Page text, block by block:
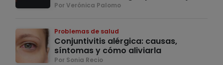
Por Verónica Palomo
Problemas de salud
Conjuntivitis alérgica: causas,
síntomas y cómo aliviarla
Por Sonia Recio